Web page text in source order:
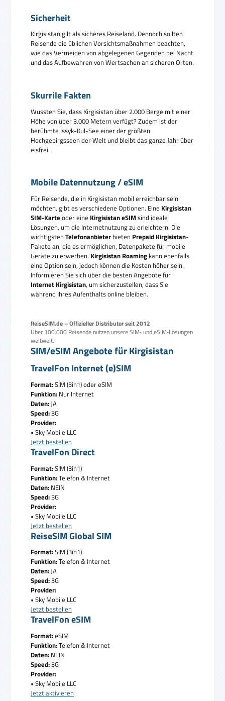
Sicherheit
Kirgisistan gilt als sicheres Reiseland. Dennoch sollten
Reisende die üblichen Vorsichtsmaßnahmen beachten,
wie das Vermeiden von abgelegenen Gegenden bei Nacht
und das Aufbewahren von Wertsachen an sicheren Orten.
Skurrile Fakten
Wussten Sie, dass Kirgisistan über 2.000 Berge mit einer
Höhe von über 3.000 Metern verfügt? Zudem ist der
berühmte Issyk-Kul-See einer der größten
Hochgebirgsseen der Welt und bleibt das ganze Jahr über
eisfrei.
Mobile Datennutzung / eSIM
Für Reisende, die in Kirgisistan mobil erreichbar sein
möchten, gibt es verschiedene Optionen. Eine Kirgisistan
SIM-Karteoder eine Kirgisistan eSIMsind ideale
Lösungen, um die Internetnutzung zu erleichtern. Die
wichtigstenTelefonanbieter bieten Prepaid Kirgisistan-
Pakete an, die es ermöglichen, Datenpakete für mobile
Geräte zu erwerben. Kirgisistan Roaming kann ebenfalls
eine Option sein, jedoch können die Kosten höher sein.
Informieren Sie sich über die besten Angebote für
Internet Kirgisistan, um sicherzustellen, dass Sie
während Ihres Aufenthalts online bleiben.
ReiseSIM.de – Offizieller Distributor seit 2012
Über 100.000 Reisende nutzen unsere SIM‑ und eSIM‑Lösungen
weltweit.
SIM/eSIM Angebote für Kirgisistan
TravelFon Internet (e)SIM
Format:SIM (3in1) oder eSIM
Funktion: Nur Internet
Daten: JA
Speed:3G
Provider:
• Sky Mobile LLC
Jetzt bestellen
TravelFon Direct
Format:SIM (3in1)
Funktion:Telefon & Internet
Daten: NEIN
Speed:3G
Provider:
• Sky Mobile LLC
Jetzt bestellen
ReiseSIM Global SIM
Format:SIM (3in1)
Funktion:Telefon & Internet
Daten:JA
Speed:3G
Provider:
• Sky Mobile LLC
Jetzt bestellen
TravelFon eSIM
Format:eSIM
Funktion:Telefon & Internet
Daten: NEIN
Speed:3G
Provider:
• Sky Mobile LLC
Jetzt aktivieren